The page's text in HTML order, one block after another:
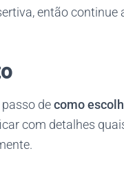
então
decomo
com detalhes